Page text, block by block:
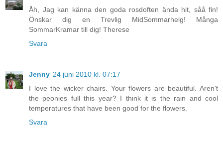
Åh, Jag kan känna den goda rosdoften ända hit, såå fin!
Önskar dig en Trevlig MidSommarhelg! Många
SommarKramar till dig! Therese
Svara
Jenny 24 juni 2010 kl. 07:17
I love the wicker chairs. Your flowers are beautiful. Aren't
the peonies full this year? I think it is the rain and cool
temperatures that have been good for the flowers.
Svara